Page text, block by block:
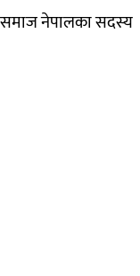
समाज नेपालका सदस्य